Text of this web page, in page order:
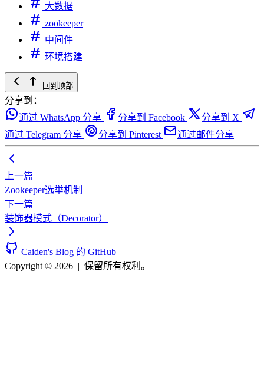
大数据
zookeeper
中间件
环境搭建
回到顶部
分享到：
通过 WhatsApp 分享
分享到 Facebook
分享到 X
通过 Telegram 分享
分享到 Pinterest 通过邮件分享
上一篇
Zookeeper选举机制
下一篇
装饰器模式（Decorator）
Caiden's Blog 的 GitHub
Copyright © 2026 | 保留所有权利。